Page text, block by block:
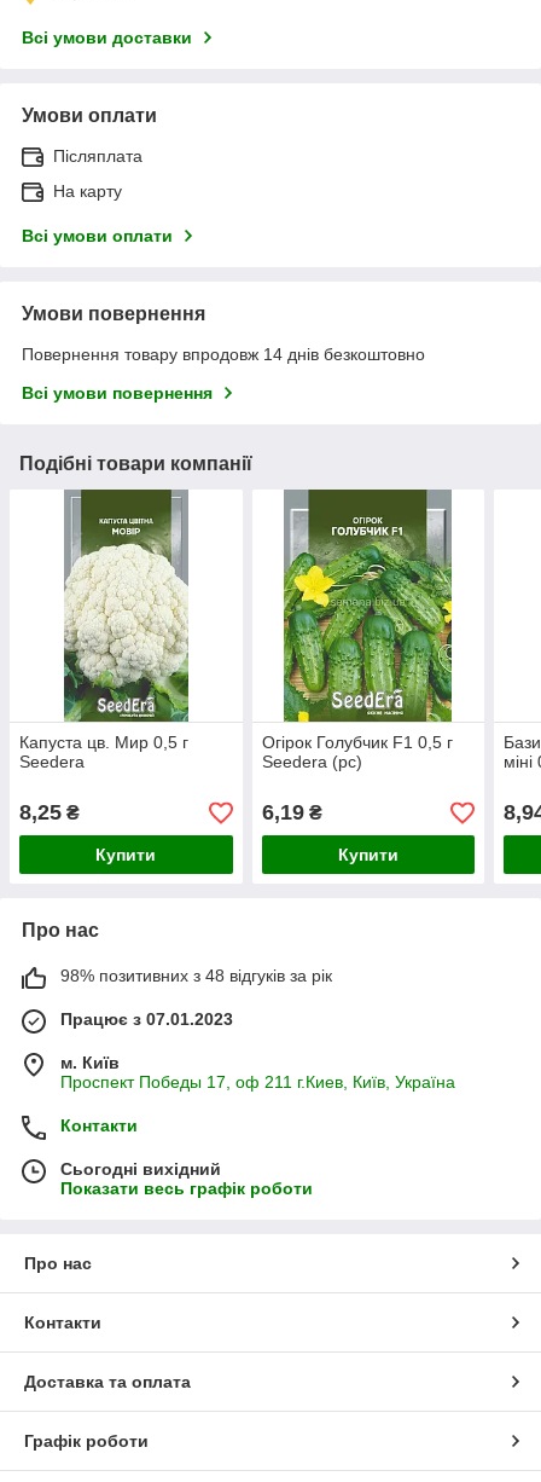
Всі умови доставки
Умови оплати
Післяплата
На карту
Всі умови оплати
Умови повернення
Повернення товару впродовж 14 днів безкоштовно
Всі умови повернення
Подібні товари компанії
Капуста цв. Мир 0,5 г
Seedera
8,25 ₴
Купити
Огірок Голубчик F1 0,5 г
Seedera (рс)
6,19₴
Купити
Про нас
98% позитивних з 48 відгуків за рік
Працює з 07.01.2023
м. Київ
Проспект Победы 17, оф 211 г.Киев, Київ, Україна
Контакти
Сьогодні вихідний
Показати весь графік роботи
Про нас
Контакти
Доставка та оплата
Графік роботи